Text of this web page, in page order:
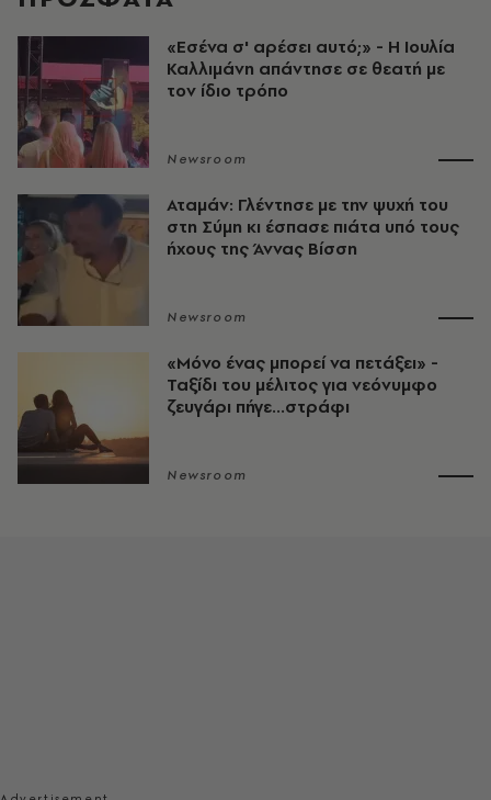
«Εσένα σ' αρέσει αυτό;» - Η Ιουλία
Καλλιμάνη απάντησε σε θεατή με
τον ίδιο τρόπο
Newsroom
Αταμάν: Γλέντησε με την ψυχή του
στη Σύμη κι έσπασε πιάτα υπό τους
ήχους της Άννας Βίσση
Newsroom
«Μόνο ένας μπορεί να πετάξει» -
Ταξίδι του μέλιτος για νεόνυμφο
ζευγάρι πήγε...στράφι
Newsroom